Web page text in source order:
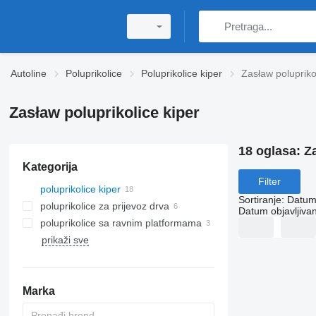
Autoline Poluprikolice Poluprikolice kiper Zasław
Zasław poluprikolice kiper
Kategorija
poluprikolice kiper
poluprikolice za prijevoz drva
poluprikolice sa ravnim platformama
prikaži sve
Marka
18 oglasa:
Filter
Sortiranje:
Datum